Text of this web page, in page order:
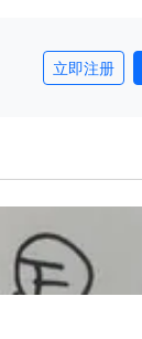
立即注册